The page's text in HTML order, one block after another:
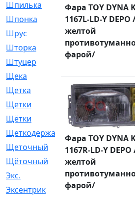
Шпилька
[215]
Шпонка
[19]
Шрус
[1107]
Шторка
[6]
Штуцер
Щека
[18]
Щетка
[31]
Щетки
[58]
Щётки
[124]
Щеткодержатель
[14]
Щеточный
[1]
Щёточный
[7]
Экс.
[4]
Эксентрик
[1]
Фара TOY DYNA
1167L-LD-Y DEPO
желтой
фарой/
Фара TOY DYNA
1167R-LD-Y DEPO
желтой
фарой/